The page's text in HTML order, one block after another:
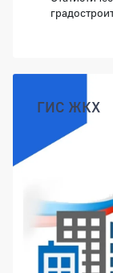
ГИС ЖКХ